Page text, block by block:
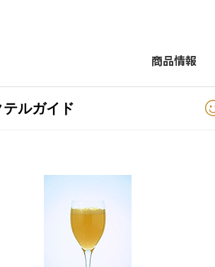
商品情報
テルガイド